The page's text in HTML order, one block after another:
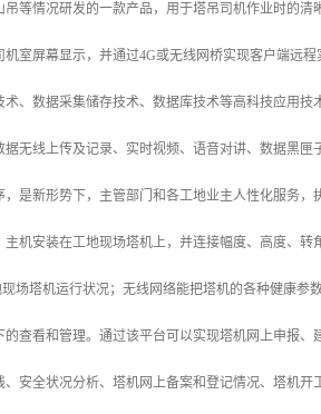
等情况研发的一款产品，用于塔吊司机作业时的
室屏幕显示，并通过4G或无线网桥实现客户端远程
、数据采集储存技术、数据库技术等高科技应用
无线上传及记录、实时视频、语音对讲、数据黑匣
是新形势下，主管部门和各工地业主人性化服务，
机安装在工地现场塔机上，并连接幅度、高度、
场塔机运行状况；无线网络能把塔机的各种健康参
查看和管理。通过该平台可以实现塔机网上申报
安全状况分析、塔机网上备案和登记情况、塔机